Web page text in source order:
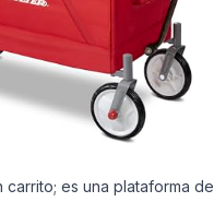
carrito; es una plataforma de